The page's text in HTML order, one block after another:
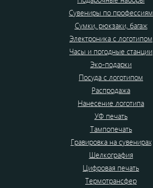
Сувениры по профессиям
Сумки, рюкзаки, багаж
Электроника с логотипом
Часы и погодные станции
Эко-подарки
Посуда с логотипом
Распродажа
Нанесение логотипа
УФ печать
Тампопечать
Гравировка на сувенирах
Шелкография
Цифровая печать
Термотрансфер